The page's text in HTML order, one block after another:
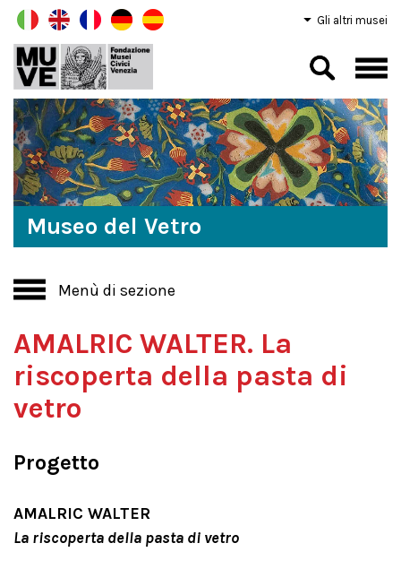
Gli altri musei
Museo del Vetro
Menù di sezione
AMALRIC WALTER. La
riscoperta della pasta di
vetro
Progetto
AMALRIC WALTER
La riscoperta della pasta di vetro